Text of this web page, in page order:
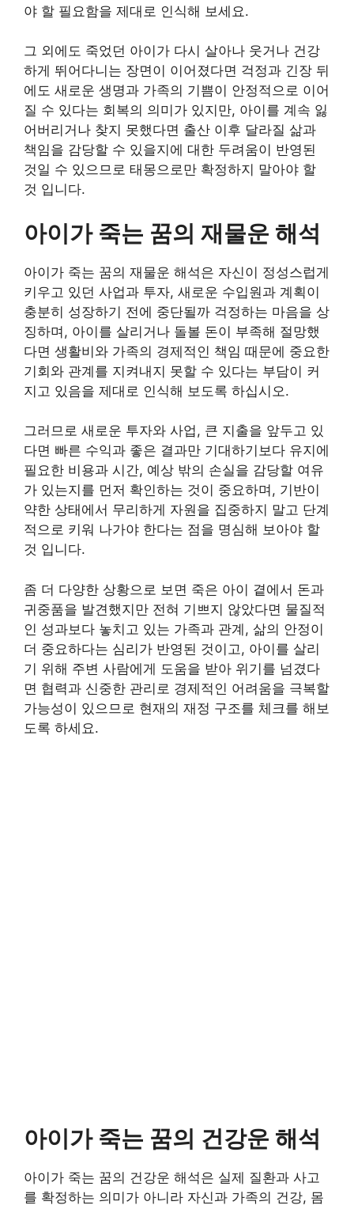
야 할 필요함을 제대로 인식해 보세요.
그 외에도 죽었던 아이가 다시 살아나 웃거나 건강
하게 뛰어다니는 장면이 이어졌다면 걱정과 긴장 뒤
에도 새로운 생명과 가족의 기쁨이 안정적으로 이어
질 수 있다는 회복의 의미가 있지만, 아이를 계속 잃
어버리거나 찾지 못했다면 출산 이후 달라질 삶과
책임을 감당할 수 있을지에 대한 두려움이 반영된
것일 수 있으므로 태몽으로만 확정하지 말아야 할
것 입니다.
아이가 죽는 꿈의 재물운 해석
아이가 죽는 꿈의 재물운 해석은 자신이 정성스럽게
키우고 있던 사업과 투자, 새로운 수입원과 계획이
충분히 성장하기 전에 중단될까 걱정하는 마음을 상
징하며, 아이를 살리거나 돌볼 돈이 부족해 절망했
다면 생활비와 가족의 경제적인 책임 때문에 중요한
기회와 관계를 지켜내지 못할 수 있다는 부담이 커
지고 있음을 제대로 인식해 보도록 하십시오.
그러므로 새로운 투자와 사업, 큰 지출을 앞두고 있
다면 빠른 수익과 좋은 결과만 기대하기보다 유지에
필요한 비용과 시간, 예상 밖의 손실을 감당할 여유
가 있는지를 먼저 확인하는 것이 중요하며, 기반이
약한 상태에서 무리하게 자원을 집중하지 말고 단계
적으로 키워 나가야 한다는 점을 명심해 보아야 할
것 입니다.
좀 더 다양한 상황으로 보면 죽은 아이 곁에서 돈과
귀중품을 발견했지만 전혀 기쁘지 않았다면 물질적
인 성과보다 놓치고 있는 가족과 관계, 삶의 안정이
더 중요하다는 심리가 반영된 것이고, 아이를 살리
기 위해 주변 사람에게 도움을 받아 위기를 넘겼다
면 협력과 신중한 관리로 경제적인 어려움을 극복할
가능성이 있으므로 현재의 재정 구조를 체크를 해보
도록 하세요.
아이가 죽는 꿈의 건강운 해석
아이가 죽는 꿈의 건강운 해석은 실제 질환과 사고
를 확정하는 의미가 아니라 자신과 가족의 건강, 몸